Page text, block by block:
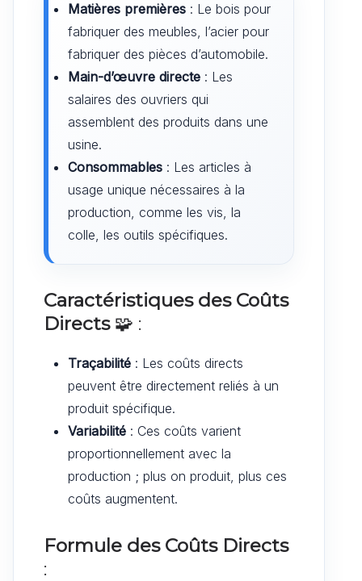
Matières premières : Le bois pour
fabriquer des meubles, l’acier pour
fabriquer des pièces d’automobile.
Main-d’œuvre directe : Les
salaires des ouvriers qui
assemblent des produits dans une
usine.
Consommables : Les articles à
usage unique nécessaires à la
production, comme les vis, la
colle, les outils spécifiques.
Caractéristiques des Coûts
Directs🧩 :
Traçabilité : Les coûts directs
peuvent être directement reliés à un
produit spécifique.
Variabilité : Ces coûts varient
proportionnellement avec la
production ; plus on produit, plus ces
coûts augmentent.
Formule des Coûts Directs
: